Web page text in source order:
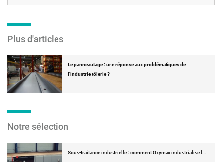
Plus d'articles
Le panneautage : une réponse aux problématiques de
l'industrie tôlerie ?
Notre sélection
Sous-traitance industrielle : comment Oxymax industrialise l…